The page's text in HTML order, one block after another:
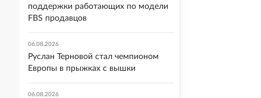
поддержки работающих по модели
FBS продавцов
06.08.2026
Руслан Терновой стал чемпионом
Европы в прыжках с вышки
06.08.2026